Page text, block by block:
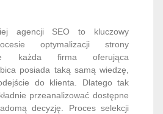
agencji SEO to kluczowy
optymalizacji strony
każda firma oferująca
posiada taką samą wiedzę,
do klienta. Dlatego tak
przeanalizować dostępne
decyzję. Proces selekcji